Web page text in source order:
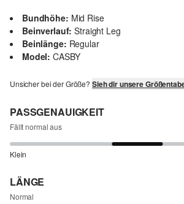
Bundhöhe: Mid Rise
Beinverlauf: Straight Leg
Beinlänge: Regular
Model: CASBY
Unsicher bei der Größe? Sieh dir unsere
PASSGENAUIGKEIT
Fällt normal aus
Klein
LÄNGE
Normal